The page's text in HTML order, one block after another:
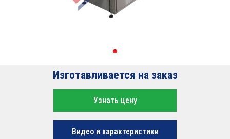
Узнать цену
Изготавливается на заказ
Видео и характеристики